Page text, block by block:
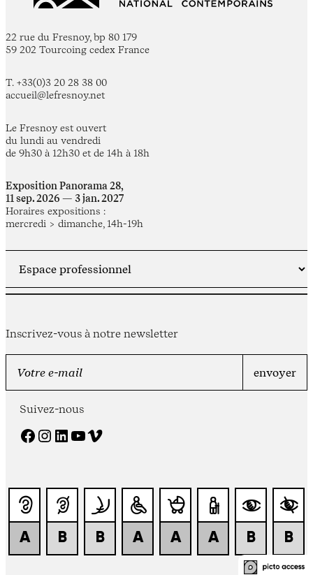
22 rue du Fresnoy, bp 80 179
59 202 Tourcoing cedex France
T. +33(0)3 20 28 38 00
accueil@lefresnoy.net
Le Fresnoy est ouvert
du lundi au vendredi
de 9h30 à 12h30 et de 14h à 18h
Exposition Panorama 28,
11 sep. 2026 — 3 jan. 2027
Horaires expositions :
mercredi > dimanche, 14h-19h
Inscrivez-vous à notre newsletter
Suivez-nous
Facebook Instagram LinkedIn YouTube Vimeo